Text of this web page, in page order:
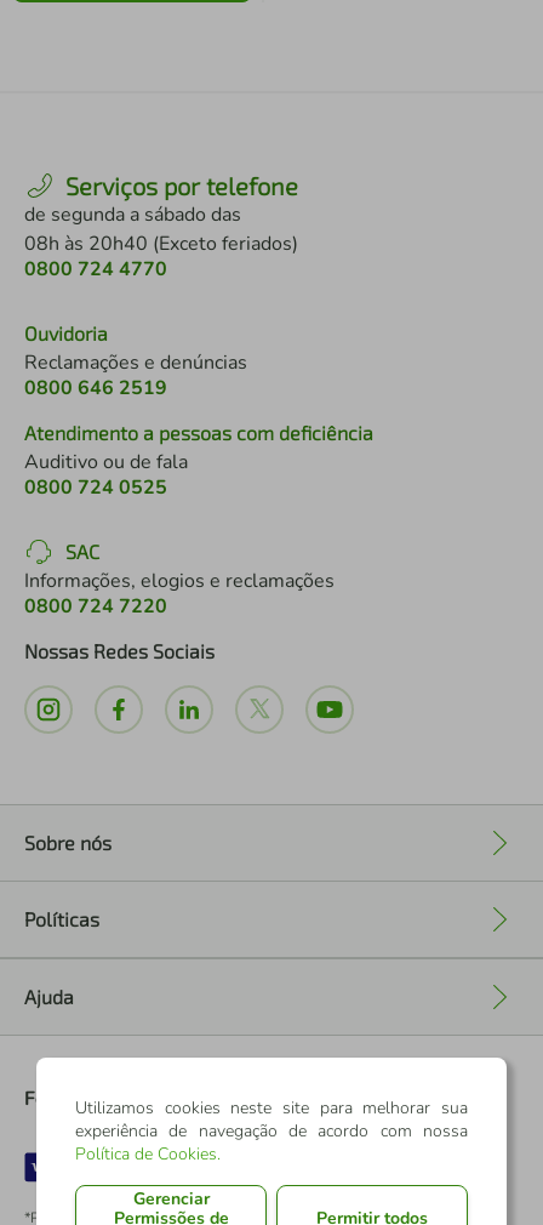
Serviços por telefone
de segunda a sábado das
08h às 20h40 (Exceto feriados)
0800 724 4770
Ouvidoria
Reclamações e denúncias
0800 646 2519
Atendimento a pessoas com deficiência
Auditivo ou de fala
0800 724 0525
SAC
Informações, elogios e reclamações
0800 724 7220
Nossas Redes Sociais
Sobre nós
Políticas
Ajuda
Formas de Pagamento
*Pontos dos Cartões Sicredi
Utilizamos cookies neste site para melhorar sua
experiência de navegação de acordo com nossa
Política de Cookies.
Gerenciar
Permissões de
Permitir todos